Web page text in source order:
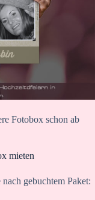
Fotobox schon ab
mieten
gebuchtem Paket: